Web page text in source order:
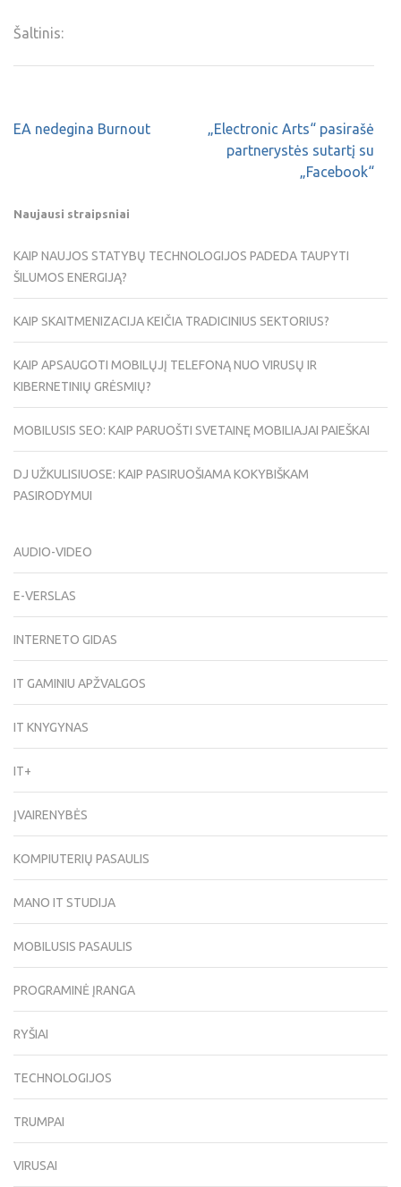
Šaltinis:
EA nedegina Burnout
„Electronic Arts“ pasirašė
partnerystės sutartį su
„Facebook“
Naujausi straipsniai
KAIP NAUJOS STATYBŲ TECHNOLOGIJOS PADEDA TAUPYTI
ŠILUMOS ENERGIJĄ?
KAIP SKAITMENIZACIJA KEIČIA TRADICINIUS SEKTORIUS?
KAIP APSAUGOTI MOBILŲJĮ TELEFONĄ NUO VIRUSŲ IR
KIBERNETINIŲ GRĖSMIŲ?
MOBILUSIS SEO: KAIP PARUOŠTI SVETAINĘ MOBILIAJAI PAIEŠKAI
DJ UŽKULISIUOSE: KAIP PASIRUOŠIAMA KOKYBIŠKAM
PASIRODYMUI
AUDIO-VIDEO
E-VERSLAS
INTERNETO GIDAS
IT GAMINIU APŽVALGOS
IT KNYGYNAS
IT+
ĮVAIRENYBĖS
KOMPIUTERIŲ PASAULIS
MANO IT STUDIJA
MOBILUSIS PASAULIS
PROGRAMINĖ ĮRANGA
RYŠIAI
TECHNOLOGIJOS
TRUMPAI
VIRUSAI